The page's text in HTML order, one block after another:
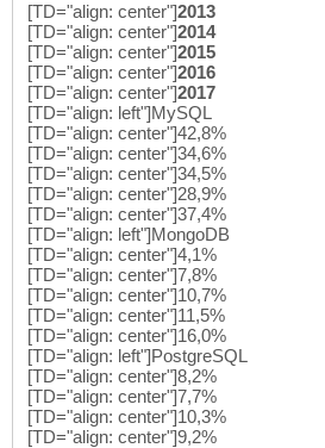
[TD="align: center"]2013
[TD="align: center"]2014
[TD="align: center"]2015
[TD="align: center"]2016
[TD="align: center"]2017
[TD="align: left"]MySQL
[TD="align: center"]42,8%
[TD="align: center"]34,6%
[TD="align: center"]34,5%
[TD="align: center"]28,9%
[TD="align: center"]37,4%
[TD="align: left"]MongoDB
[TD="align: center"]4,1%
[TD="align: center"]7,8%
[TD="align: center"]10,7%
[TD="align: center"]11,5%
[TD="align: center"]16,0%
[TD="align: left"]PostgreSQL
[TD="align: center"]8,2%
[TD="align: center"]7,7%
[TD="align: center"]10,3%
[TD="align: center"]9,2%